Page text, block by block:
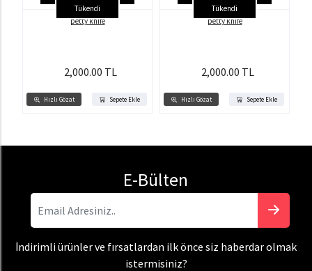
Tükendi
Hızlı Gözat Sepete Ekle
petty knife
2,000.00 TL
Tükendi
Hızlı Gözat Sepete Ekle
petty knife
2,000.00 TL
E-Bülten
İndirimli ürünler ve fırsatlardan ilk önce siz haberdar olmak
istermisiniz?